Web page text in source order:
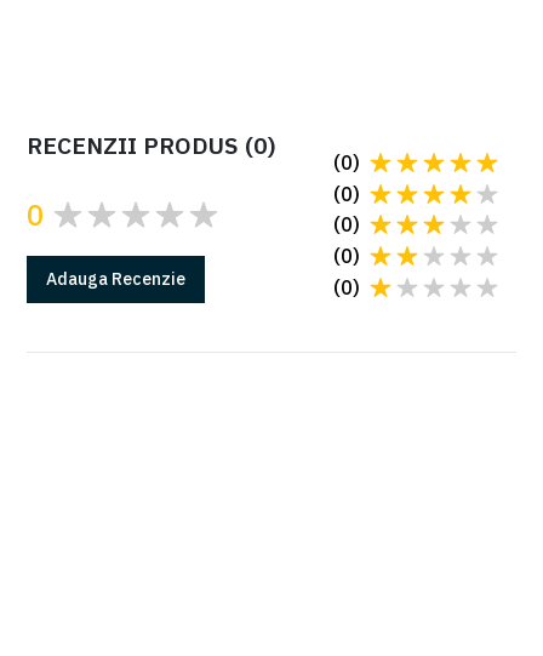
RECENZII PRODUS (0)
0
Adauga Recenzie (0)
(0)
(0)
(0)
(0)